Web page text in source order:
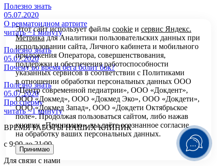
Полезно знать
05.07.2020
О ревматоидном артрите
читать ~1 минуту
Полезно знать
05.07.2020
Почему во время бега болит бок?
Полезно знать
05.07.2020
Про сперму
читать ~1 минуту
ВРЕМЯ РАБОТЫ НАШИХ КЛИНИК
с 9:00 до 21:00
Для связи с нами
Этот сайт использует файлы cookie и сервис Яндекс.
Метрикадля Аналитики пользовательских данных при
использовании сайта, Личного кабинета и мобильного
приложения Оператора, совершенствования,
поддержки и обеспечения работоспособности
указанных сервисов в соответствии с Политиками
в отношении обработки персональных данных ООО
«Центр современной педиатрии», ООО «Докдент»,
ООО «Докмед», ООО «Докмед Эко», ООО «Докдети»,
ООО «Докмед Запад», ООО «Докдети Октябрьское
поле». Продолжая пользоваться сайтом, либо нажав
кнопку «Принимаю», вы даёте осознанное согласие
на обработку ваших персональных данных.
Принимаю